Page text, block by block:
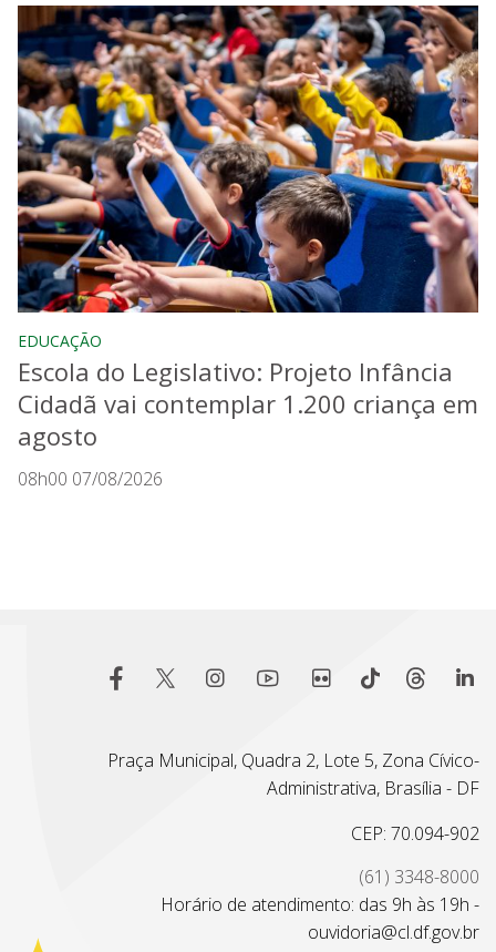
EDUCAÇÃO
Escola do Legislativo: Projeto Infância
Cidadã vai contemplar 1.200 criança em
agosto
08h00 07/08/2026
Praça Municipal, Quadra 2, Lote 5, Zona Cívico-
Administrativa, Brasília - DF
CEP: 70.094-902
(61) 3348-8000
Horário de atendimento: das 9h às 19h -
ouvidoria@cl.df.gov.br